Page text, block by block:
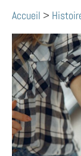
Accueil >